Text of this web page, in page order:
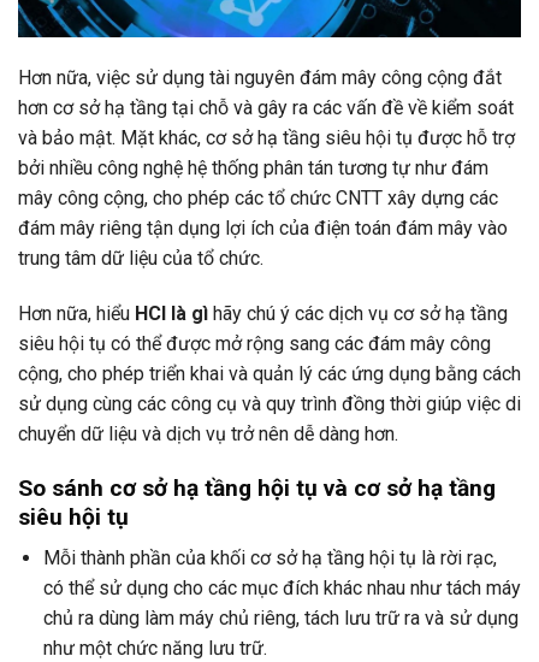
Hơn nữa, việc sử dụng tài nguyên đám mây công cộng đắt
hơn cơ sở hạ tầng tại chỗ và gây ra các vấn đề về kiểm soát
và bảo mật. Mặt khác, cơ sở hạ tầng siêu hội tụ được hỗ trợ
bởi nhiều công nghệ hệ thống phân tán tương tự như đám
mây công cộng, cho phép các tổ chức CNTT xây dựng các
đám mây riêng tận dụng lợi ích của điện toán đám mây vào
trung tâm dữ liệu của tổ chức.
Hơn nữa, hiểu HCI là gì hãy chú ý các dịch vụ cơ sở hạ tầng
siêu hội tụ có thể được mở rộng sang các đám mây công
cộng, cho phép triển khai và quản lý các ứng dụng bằng cách
sử dụng cùng các công cụ và quy trình đồng thời giúp việc di
chuyển dữ liệu và dịch vụ trở nên dễ dàng hơn.
So sánh cơ sở hạ tầng hội tụ và cơ sở hạ tầng
siêu hội tụ
Mỗi thành phần của khối cơ sở hạ tầng hội tụ là rời rạc,
có thể sử dụng cho các mục đích khác nhau như tách máy
chủ ra dùng làm máy chủ riêng, tách lưu trữ ra và sử dụng
như một chức năng lưu trữ.